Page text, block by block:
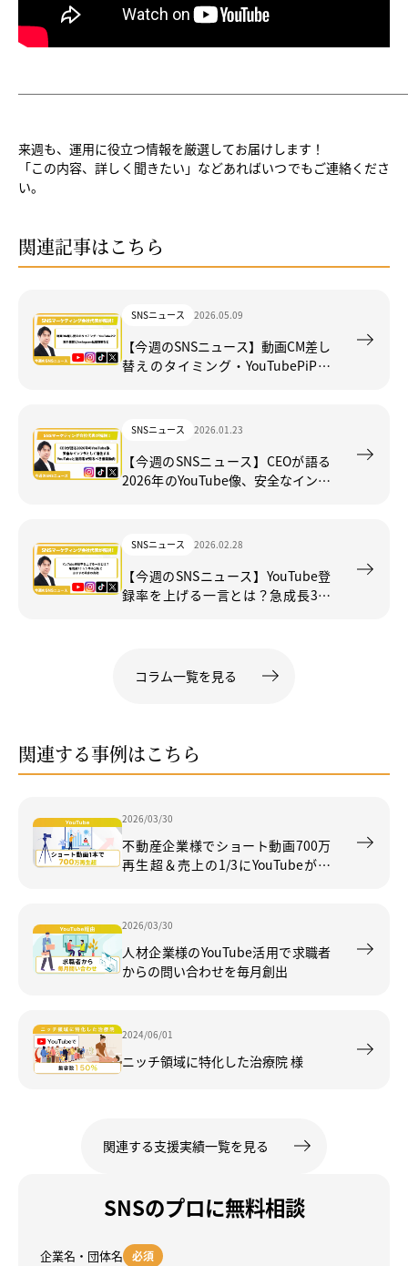
来週も、運用に役立つ情報を厳選してお届けします！
「この内容、詳しく聞きたい」などあればいつでもご連絡くださ
い。
関連記事はこちら
SNSニュース 2026.05.09
【今週のSNSニュース】動画CM差し
替えのタイミング・YouTubePiP無
SNSニュース 2026.01.23
【今週のSNSニュース】CEOが語る
2026年のYouTube像、安全なインフ
SNSニュース 2026.02.28
【今週のSNSニュース】YouTube登
録率を上げる一言とは？急成長3チ
コラム一覧を見る
関連する事例はこちら
2026/03/30
不動産企業様でショート動画700万
再生超＆売上の1/3にYouTubeが貢
2026/03/30
人材企業様のYouTube活用で求職者
からの問い合わせを毎月創出
2024/06/01
ニッチ領域に特化した治療院 様
関連する支援実績一覧を見る
SNSのプロに無料相談
企業名・団体名 必須